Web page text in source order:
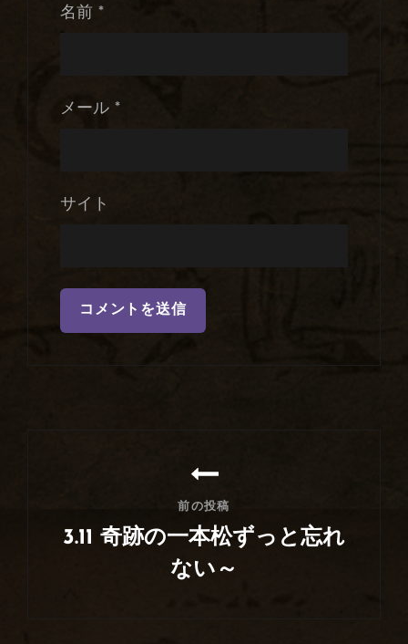
名前 *
メール *
サイト
前の投稿
3.11 奇跡の一本松ずっと忘れ
ない～